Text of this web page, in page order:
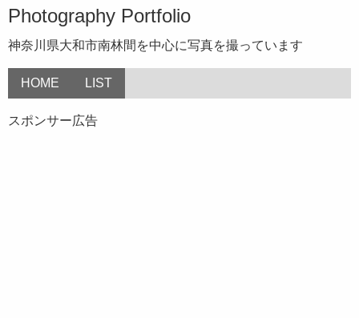
Photography Portfolio
神奈川県大和市南林間を中心に写真を撮っています
HOME LIST
スポンサー広告